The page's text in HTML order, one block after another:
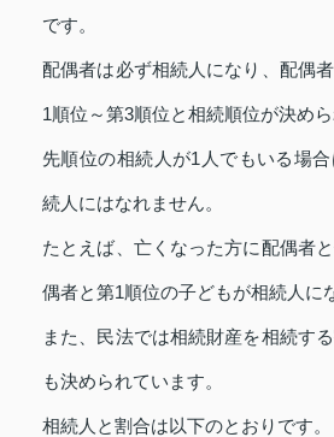
です。
配偶者は必ず相続人になり、配偶
1順位～第3順位と相続順位が決めら
先順位の相続人が1人でもいる場
続人にはなれません。
たとえば、亡くなった方に配偶者
偶者と第1順位の子どもが相続人に
また、民法では相続財産を相続す
も決められています。
相続人と割合は以下のとおりです。